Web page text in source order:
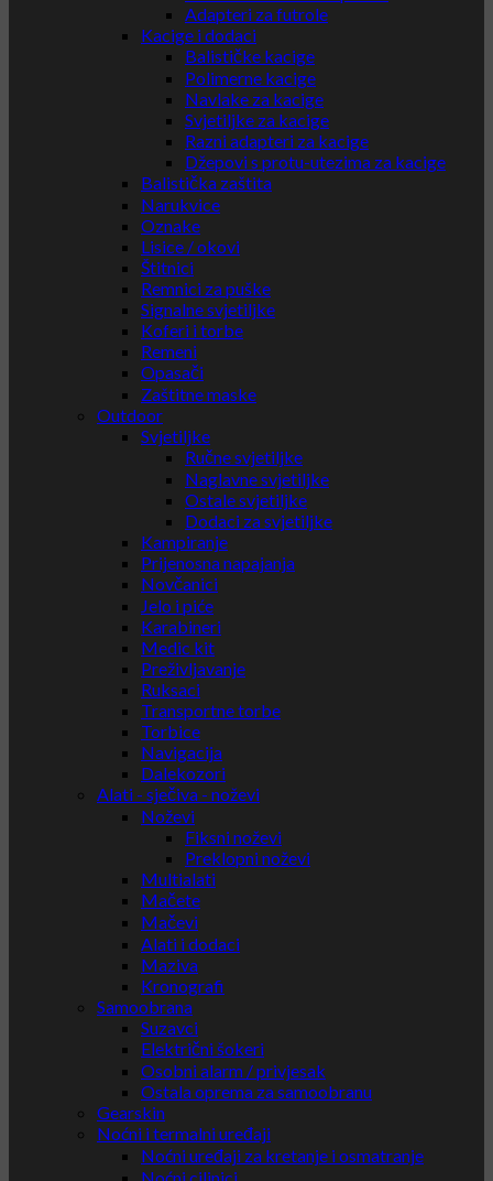
Adapteri za futrole
Kacige i dodaci
Balističke kacige
Polimerne kacige
Navlake za kacige
Svjetiljke za kacige
Razni adapteri za kacige
Džepovi s protu-utezima za kacige
Balistička zaštita
Narukvice
Oznake
Lisice / okovi
Štitnici
Remnici za puške
Signalne svjetiljke
Koferi i torbe
Remeni
Opasači
Zaštitne maske
Outdoor
Svjetiljke
Ručne svjetiljke
Naglavne svjetiljke
Ostale svjetiljke
Dodaci za svjetiljke
Kampiranje
Prijenosna napajanja
Novčanici
Jelo i piće
Karabineri
Medic kit
Preživljavanje
Ruksaci
Transportne torbe
Torbice
Navigacija
Dalekozori
Alati - sječiva - noževi
Noževi
Fiksni noževi
Preklopni noževi
Multialati
Mačete
Mačevi
Alati i dodaci
Maziva
Kronografi
Samoobrana
Suzavci
Električni šokeri
Osobni alarm / privjesak
Ostala oprema za samoobranu
Gearskin
Noćni i termalni uređaji
Noćni uređaji za kretanje i osmatranje